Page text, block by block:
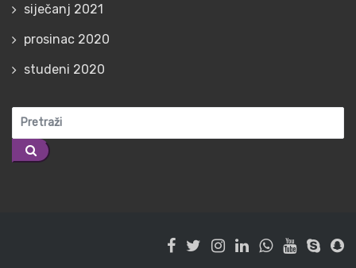
siječanj 2021
prosinac 2020
studeni 2020